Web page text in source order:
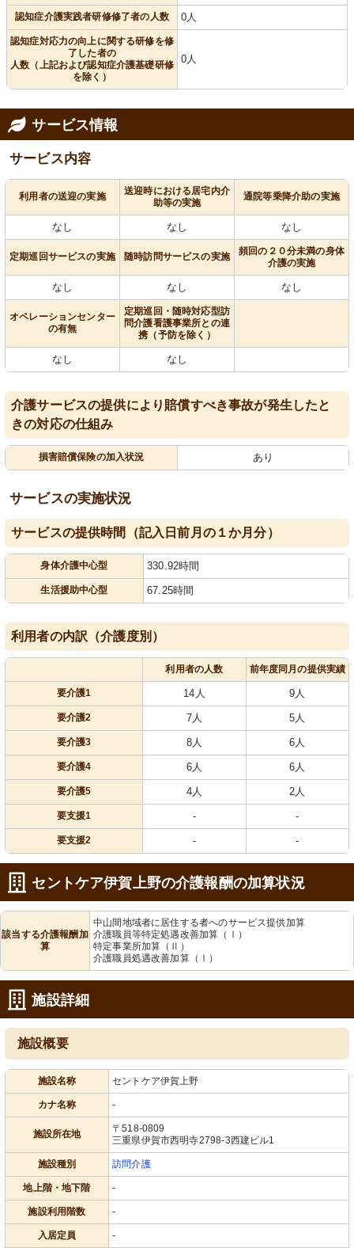
認知症介護実践者研修修了者の人数 0人
認知症対応力の向上に関する研修を修
了した者の
人数（上記および認知症介護基礎研修
を除く）
0人
サービス情報
サービス内容
利用者の送迎の実施
送迎時における居宅内介
助等の実施
通院等乗降介助の実施
なし なし なし
定期巡回サービスの実施 随時訪問サービスの実施
頻回の２０分未満の身体
介護の実施
なし なし なし
オペレーションセンター
の有無
定期巡回・随時対応型訪
問介護看護事業所との連
携（予防を除く）
なし なし
介護サービスの提供により賠償すべき事故が発生したと
きの対応の仕組み
損害賠償保険の加入状況 あり
サービスの実施状況
サービスの提供時間（記入日前月の１か月分）
身体介護中心型 330.92時間
生活援助中心型 67.25時間
利用者の内訳（介護度別）
利用者の人数 前年度同月の提供実績
要介護1 14人 9人
要介護2 7人 5人
要介護3 8人 6人
要介護4 6人 6人
要介護5 4人 2人
要支援1 - -
要支援2 - -
セントケア伊賀上野の介護報酬の加算状況
該当する介護報酬加
算
中山間地域者に居住する者へのサービス提供加算
介護職員等特定処遇改善加算（Ⅰ）
特定事業所加算（Ⅱ）
介護職員処遇改善加算（Ⅰ）
施設詳細
施設概要
施設名称 セントケア伊賀上野
カナ名称 -
施設所在地
〒518-0809
三重県伊賀市西明寺2798-3西建ビル1
施設種別 訪問介護
地上階・地下階 -
施設利用階数 -
入居定員 -